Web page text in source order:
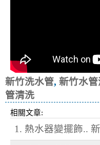
新竹洗水管, 新竹水
管清洗
相關文章:
1. 熱水器變擺飾..